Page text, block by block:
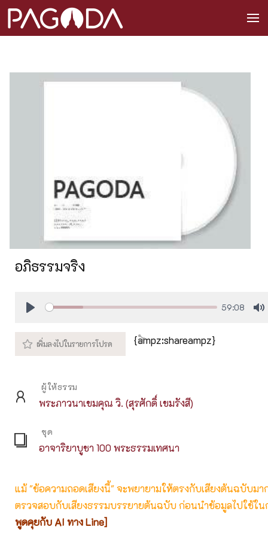
อภิธรรมจริง
59:08
{ampz:shareampz}
ผู้ให้ธรรม
พระภาวนาเขมคุณ วิ. (สุรศักดิ์ เขมรังสี)
ชุด
อาจาริยาบูชา 100 พระธรรมเทศนา
แม้ "ข้อความถอดเสียงนี้" จะพยายามให้ตรงกับเสียงต้นฉบับม
ตรวจสอบกับเสียงธรรมบรรยายต้นฉบับ ก่อนนำข้อมูลไปใช้ใน
พูดคุยกับ AI ทาง Line]